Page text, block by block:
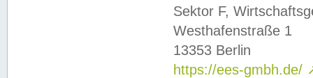
Sektor F,
Westhafenstraße 1
13353 Berlin
https://ees-gmbh.de/